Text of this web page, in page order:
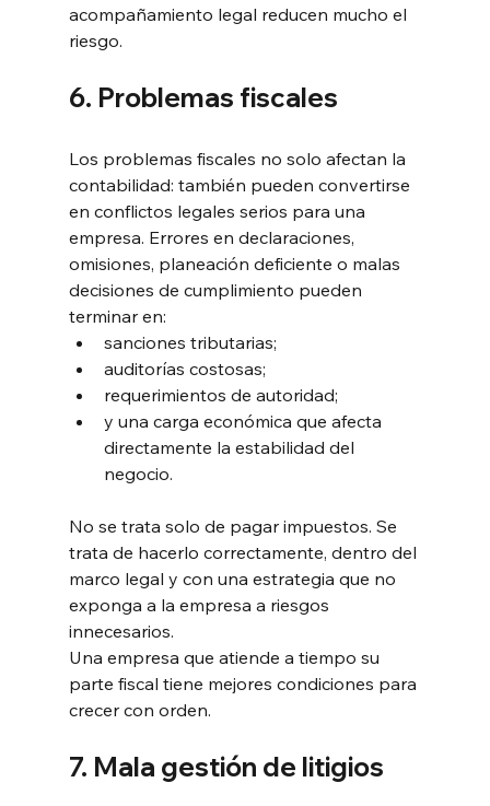
acompañamiento legal reducen mucho el
riesgo.
6. Problemas fiscales
Los problemas fiscales no solo afectan la
contabilidad: también pueden convertirse
en conflictos legales serios para una
empresa. Errores en declaraciones,
omisiones, planeación deficiente o malas
decisiones de cumplimiento pueden
terminar en:
sanciones tributarias;
auditorías costosas;
requerimientos de autoridad;
y una carga económica que afecta
directamente la estabilidad del
negocio.
No se trata solo de pagar impuestos. Se
trata de hacerlo correctamente, dentro del
marco legal y con una estrategia que no
exponga a la empresa a riesgos
innecesarios.
Una empresa que atiende a tiempo su
parte fiscal tiene mejores condiciones para
crecer con orden.
7. Mala gestión de litigios